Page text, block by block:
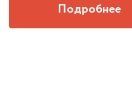
Подробнее